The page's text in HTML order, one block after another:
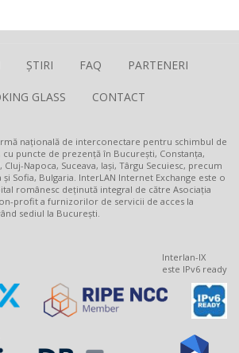
ȘTIRI FAQ PARTENERI
GLASS CONTACT
națională de interconectare pentru schimbul de
puncte de prezență în București, Constanța,
Napoca, Suceava, Iași, Târgu Secuiesc, precum
Sofia, Bulgaria. InterLAN Internet Exchange este o
românesc deținută integral de către Asociația
profit a furnizorilor de servicii de acces la
sediul la București.
Interlan-IX
este IPv6 ready